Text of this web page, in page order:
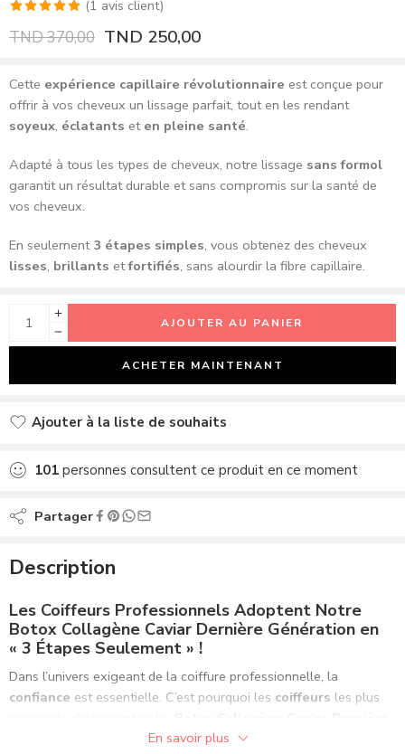
Noté 5.00
sur 5 basé
1
client
(1 avis client)
TND370,00 TND 250,00
Cette expérience capillaire révolutionnaire est conçue pour
offrir à vos cheveux un lissage parfait, tout en les rendant
soyeux, éclatants et en pleine santé.
Adapté à tous les types de cheveux, notre lissage sans formol
garantit un résultat durable et sans compromis sur la santé de
vos cheveux.
En seulement 3 étapes simples, vous obtenez des cheveux
lisses, brillants etfortifiés, sans alourdir la fibre capillaire.
AJOUTER AU PANIER
ACHETER MAINTENANT
Ajouter à la liste de souhaits
101 personnes consultent ce produit en ce moment
Partager
Description
Les Coiffeurs Professionnels Adoptent Notre
Botox Collagène Caviar Dernière Génération en
« 3 Étapes Seulement » !
Dans l’univers exigeant de la coiffure professionnelle, la
confiance est essentielle. C’est pourquoi les coiffeurs les plus
pour offrir à leurs clients une
En savoir plus